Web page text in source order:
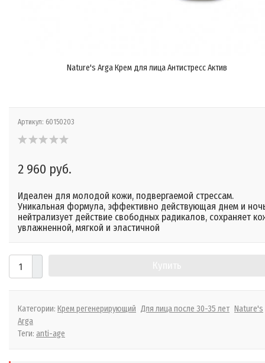
Nature's Arga Крем для лица Антистресс Актив
Артикул: 60150203
2 960 руб.
Идеален для молодой кожи, подвергаемой стрессам.
Уникальная формула, эффективно действующая днем и
нейтрализует действие свободных радикалов, сохраняет
увлажненной, мягкой и эластичной
Категории: Крем регенерирующий Для лица после 30-35 лет Nature's
Arga
Теги: anti-age